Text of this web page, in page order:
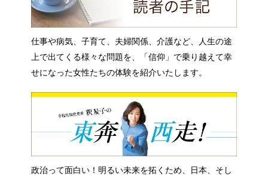
仕事や病気、子育て、夫婦関係、介護など、人生の途
上で出てくる様々な問題を、「信仰」で乗り越えて幸
せになった女性たちの体験を紹介いたします。
政治って面白い！明るい未来を拓くため、日本、そし